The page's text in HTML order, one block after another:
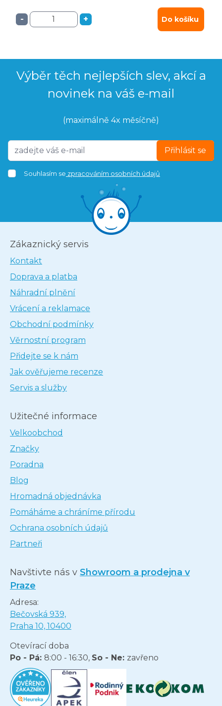
- + Do košíku
Výběr těch nejlepších slev, akcí a
novinek na váš e-mail
(maximálně 4x měsíčně)
Přihlásit se
Souhlasím se zpracováním osobních údajů
Zákaznický servis
Kontakt
Doprava a platba
Náhradní plnění
Vrácení a reklamace
Obchodní podmínky
Věrnostní program
Přidejte se k nám
Jak ověřujeme recenze
Servis a služby
Užitečné informace
Velkoobchod
Značky
Poradna
Blog
Hromadná objednávka
Pomáháme a chráníme přírodu
Ochrana osobních údajů
Partneři
Navštivte nás v Showroom a prodejna v
Praze
Adresa:
Bečovská 939,
Praha 10, 10400
Otevírací doba
Po - Pá: 8:00 - 16:30, So - Ne: zavřeno